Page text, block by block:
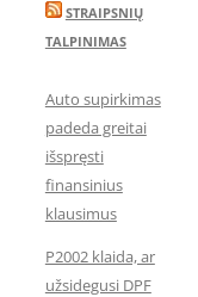
STRAIPSNIŲ
TALPINIMAS
Auto supirkimas
padeda greitai
išspręsti
finansinius
klausimus
P2002 klaida, ar
užsidegusi DPF